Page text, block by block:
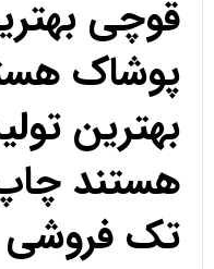
قوچی
پوشاک
بهترین
تک فروشی